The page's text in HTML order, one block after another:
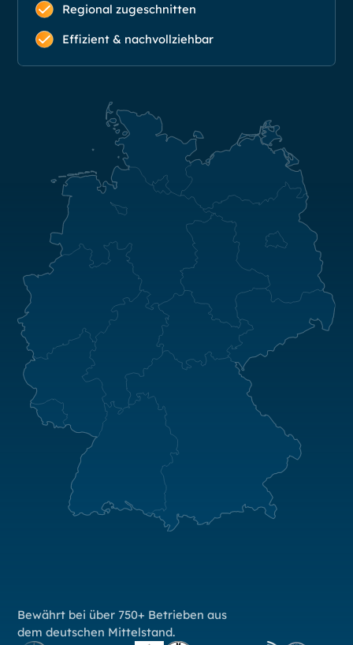
Regional zugeschnitten
Effizient & nachvollziehbar
Bewährt bei über 750+ Betrieben aus
dem deutschen Mittelstand.